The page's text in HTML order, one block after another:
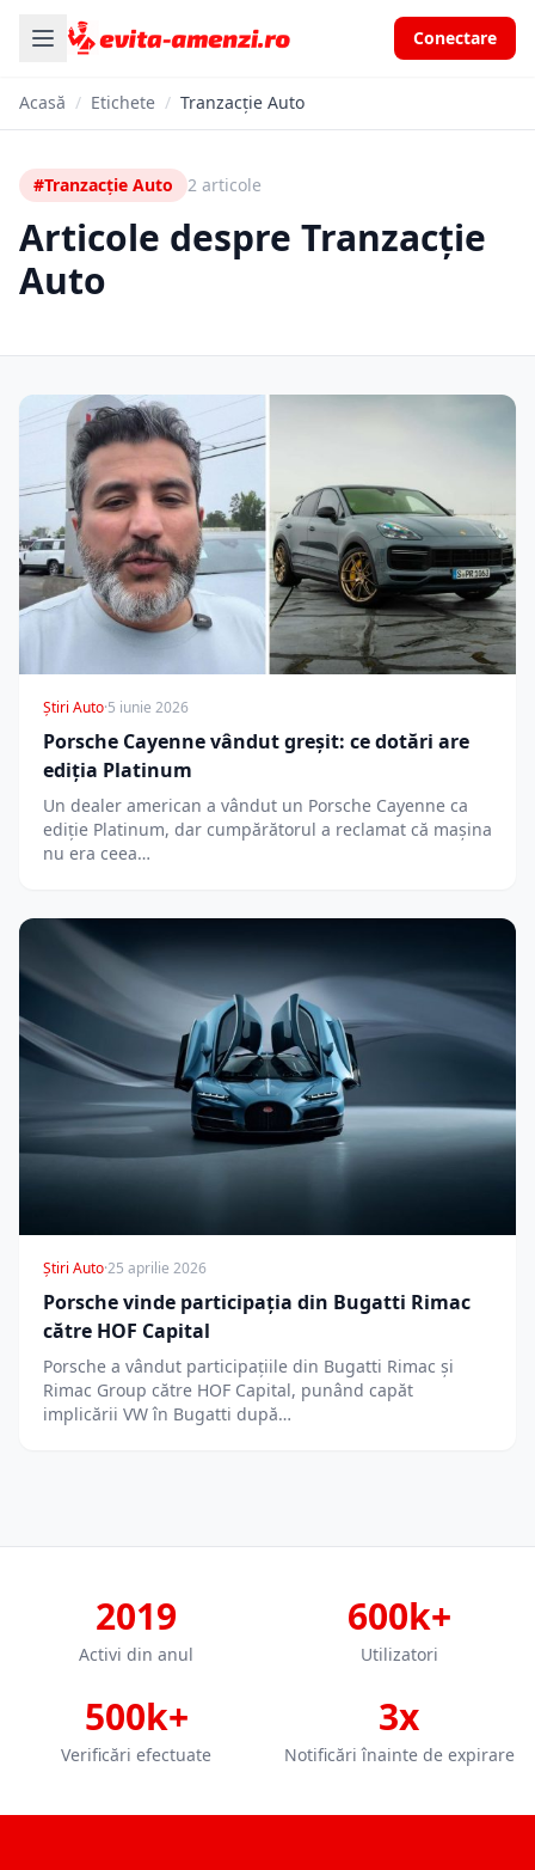
Conectare
Acasă / Etichete / Tranzacție Auto
#Tranzacție Auto 2 articole
Articole despre Tranzacție
Auto
Știri Auto·5 iunie 2026
Porsche Cayenne vândut greșit: ce dotări are
ediția Platinum
Un dealer american a vândut un Porsche Cayenne ca
ediție Platinum, dar cumpărătorul a reclamat că mașina
nu era ceea…
Știri Auto·25 aprilie 2026
Porsche vinde participația din Bugatti Rimac
către HOF Capital
Porsche a vândut participațiile din Bugatti Rimac și
Rimac Group către HOF Capital, punând capăt
implicării VW în Bugatti după…
2019
Activi din anul
600k+
Utilizatori
500k+
Verificări efectuate
3x
Notificări înainte de expirare